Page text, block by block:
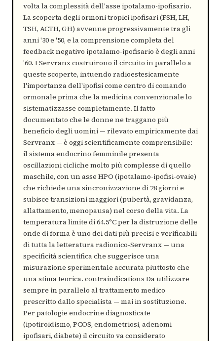
volta la complessità dell'asse ipotalamo-ipofisario.
La scoperta degli ormoni tropici ipofisari (FSH, LH,
TSH, ACTH, GH) avvenne progressivamente tra gli
anni '30 e '50, e la comprensione completa del
feedback negativo ipotalamo-ipofisario è degli anni
'60. I Servranx costruirono il circuito in parallelo a
queste scoperte, intuendo radioestesicamente
l'importanza dell'ipofisi come centro di comando
ormonale prima che la medicina convenzionale lo
sistematizzasse completamente. Il fatto
documentato che le donne ne traggano più
beneficio degli uomini — rilevato empiricamente dai
Servranx — è oggi scientificamente comprensibile:
il sistema endocrino femminile presenta
oscillazioni cicliche molto più complesse di quello
maschile, con un asse HPO (ipotalamo-ipofisi-ovaie)
che richiede una sincronizzazione di 28 giorni e
subisce transizioni maggiori (pubertà, gravidanza,
allattamento, menopausa) nel corso della vita. La
temperatura limite di 64.5°C per la distruzione delle
onde di forma è uno dei dati più precisi e verificabili
di tutta la letteratura radionico-Servranx — una
specificità scientifica che suggerisce una
misurazione sperimentale accurata piuttosto che
una stima teorica. contraindications Da utilizzare
sempre in parallelo al trattamento medico
prescritto dallo specialista — mai in sostituzione.
Per patologie endocrine diagnosticate
(ipotiroidismo, PCOS, endometriosi, adenomi
ipofisari, diabete) il circuito va considerato